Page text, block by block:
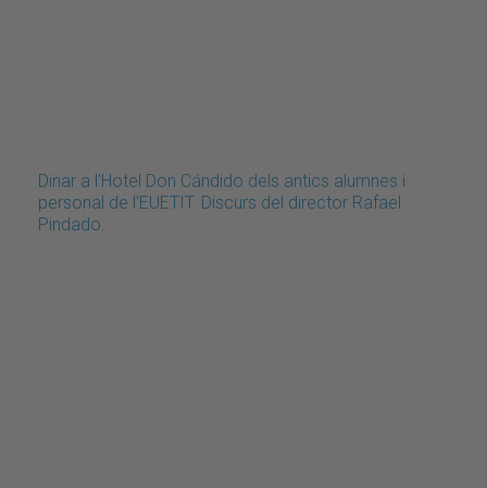
Dinar a l'Hotel Don Cándido dels antics alumnes i
personal de l'EUETIT. Discurs del director Rafael
Pindado.